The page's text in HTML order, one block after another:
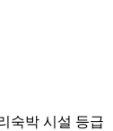
숙박 시설 등급